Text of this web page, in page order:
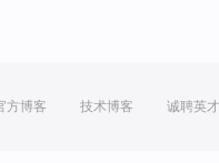
方博客 技术博客 诚聘英才